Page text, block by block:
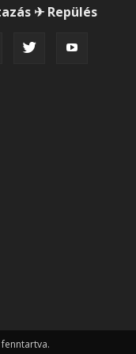
✈ Repülés